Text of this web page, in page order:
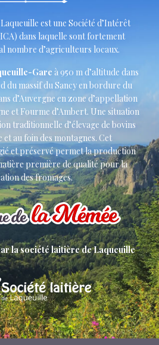
est une Société d’Intérêt
dans laquelle sont fortement
nombre d’agriculteurs locaux.
Gare à 950 m d’altitude dans
du massif du Sancy en bordure du
d’Auvergne en zone d’appellation
et Fourme d’Ambert. Une situation
traditionnelle d’élevage de bovins
et au foin des montagnes. Cet
et préservé permet la production
première de qualité pour la
des fromages.
la société laitière de Laqueuille